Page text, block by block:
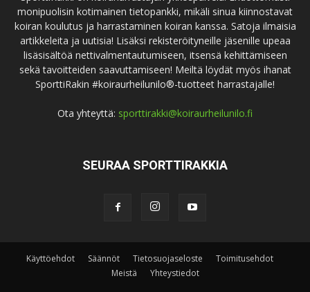
monipuolisin kotimainen tietopankki, mikäli sinua kiinnostavat
koiran koulutus ja harrastaminen koiran kanssa. Satoja ilmaisia
artikkeleita ja uutisia! Lisäksi rekisteröityneille jäsenille upeaa
lisäsisältöä nettivalmentautumiseen, itsensä kehittämiseen
sekä tavoitteiden saavuttamiseen! Meiltä löydät myös ihanat
SporttiRakin #koiraurheilunilo®-tuotteet harrastajalle!
Ota yhteyttä: sporttirakki@koiraurheilunilo.fi
SEURAA SPORTTIRAKKIA
Käyttöehdot Säännöt Tietosuojaseloste
Toimitusehdot
Meistä
Yhteystiedot